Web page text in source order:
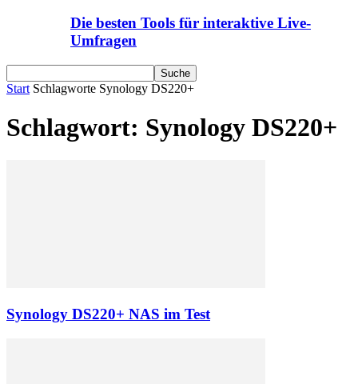
Die besten Tools für interaktive Live-
Umfragen
Start Schlagworte Synology DS220+
Schlagwort: Synology DS220+
Synology DS220+ NAS im Test